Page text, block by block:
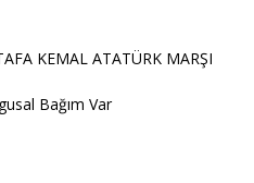
KEMAL ATATÜRK MARŞI
Bağım Var